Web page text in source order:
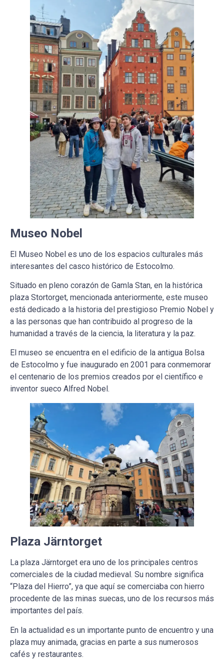
Museo Nobel
El Museo Nobel es uno de los espacios culturales más
interesantes del casco histórico de Estocolmo.
Situado en pleno corazón de Gamla Stan, en la histórica
plaza Stortorget, mencionada anteriormente, este museo
está dedicado a la historia del prestigioso Premio Nobel y
a las personas que han contribuido al progreso de la
humanidad a través de la ciencia, la literatura y la paz.
El museo se encuentra en el edificio de la antigua Bolsa
de Estocolmo y fue inaugurado en 2001 para conmemorar
el centenario de los premios creados por el científico e
inventor sueco Alfred Nobel.
Plaza Järntorget
La plaza Järntorget era uno de los principales centros
comerciales de la ciudad medieval. Su nombre significa
“Plaza del Hierro”, ya que aquí se comerciaba con hierro
procedente de las minas suecas, uno de los recursos más
importantes del país.
En la actualidad es un importante punto de encuentro y una
plaza muy animada, gracias en parte a sus numerosos
cafés y restaurantes.